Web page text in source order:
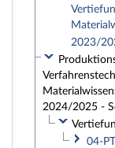
2023/
2024/2025 -
04-